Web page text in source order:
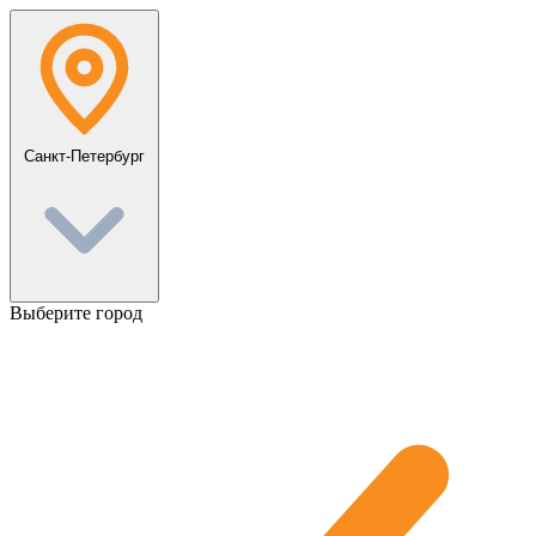
Перейти
содержанию
Санкт-Петербург
Выберите город